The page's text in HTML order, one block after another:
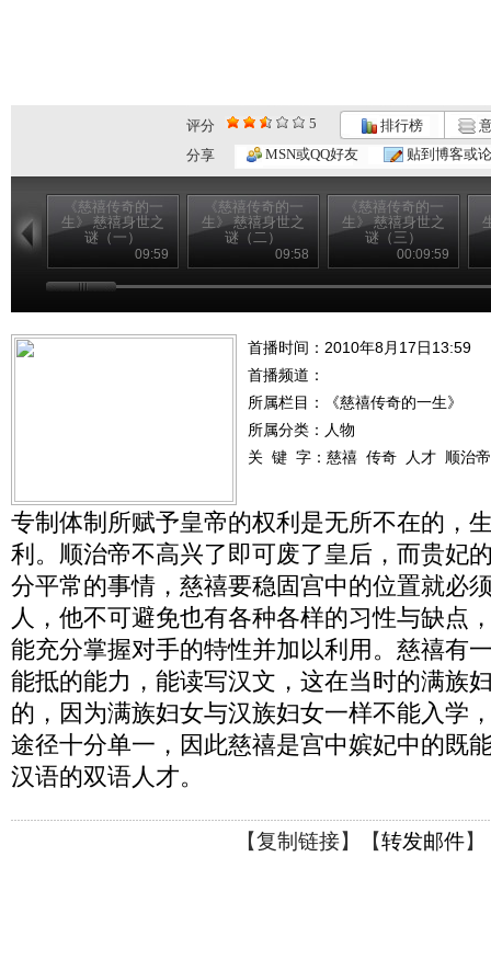
评分 5 排行榜
分享
MSN或QQ好友 贴到博客或
《慈禧传奇的一
生》 慈禧身世之
谜（一）
09:59
《慈禧传奇的一
生》 慈禧身世之
谜（二）
09:58
《慈禧传奇的一
生》 慈禧身世之
谜（三）
00:09:59
首播时间：2010年8月17日13:59
首播频道：
所属栏目：
《慈禧传奇的一生》
所属分类：人物
关 键 字： 慈禧 传奇 人才 顺治帝
专制体制所赋予皇帝的权利是无所不在的，
利。顺治帝不高兴了即可废了皇后，而贵妃
分平常的事情，慈禧要稳固宫中的位置就必
人，他不可避免也有各种各样的习性与缺点
能充分掌握对手的特性并加以利用。慈禧有
能抵的能力，能读写汉文，这在当时的满族
的，因为满族妇女与汉族妇女一样不能入学
途径十分单一，因此慈禧是宫中嫔妃中的既
汉语的双语人才。
【复制链接】【转发邮件】